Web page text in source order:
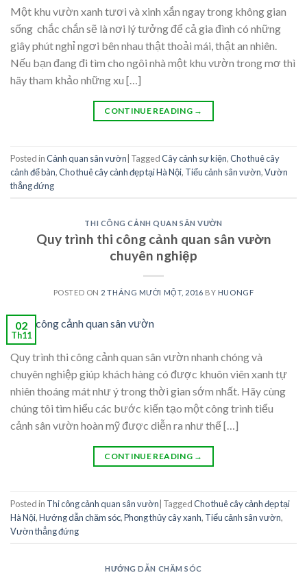
Một khu vườn xanh tươi và xinh xắn ngay trong không gian
sống chắc chắn sẽ là nơi lý tưởng để cả gia đình có những
giây phút nghỉ ngơi bên nhau thật thoải mái, thật an nhiên.
Nếu bạn đang đi tìm cho ngôi nhà một khu vườn trong mơ thì
hãy tham khảo những xu […]
CONTINUE READING →
Posted inCảnh quan sân vườn| TaggedCây cảnh sự kiện,Cho thuê cây
cảnh để bàn,Cho thuê cây cảnh đẹp tại Hà Nội, Tiểu cảnh sân vườn,Vườn
thẳng đứng
THI CÔNG CẢNH QUAN SÂN VƯỜN
Quy trình thi công cảnh quan sân vườn
chuyên nghiệp
POSTED ON 2 THÁNG MƯỜI MỘT, 2016 BY HUONGF
02
Th11
Quy trình thi công cảnh quan sân vườn nhanh chóng và
chuyên nghiệp giúp khách hàng có được khuôn viên xanh tự
nhiên thoáng mát như ý trong thời gian sớm nhất. Hãy cùng
chúng tôi tìm hiểu các bước kiến tạo một công trình tiểu
cảnh sân vườn hoàn mỹ được diễn ra như thế […]
CONTINUE READING →
Posted in Thi công cảnh quan sân vườn TaggedCho thuê cây cảnh đẹp tại
Hà Nội,Hướng dẫn chăm sóc,Phong thủy cây xanh, Tiểu cảnh sân vườn,
Vườn thẳng đứng
HƯỚNG DẪN CHĂM SÓC